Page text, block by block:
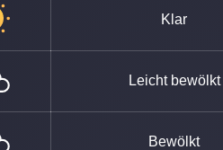
Klar
Leicht bewölkt
Bewölkt